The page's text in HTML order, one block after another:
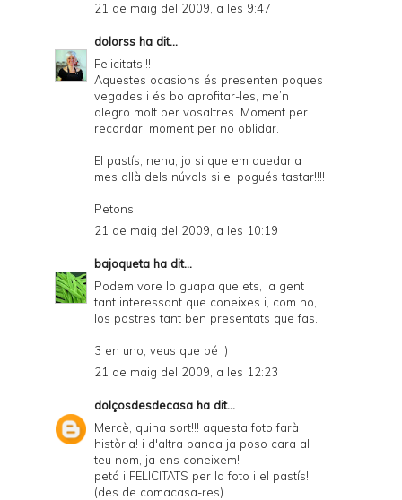
21 de maig del 2009, a les 9:47
dolorss ha dit...
Felicitats!!!
Aquestes ocasions és presenten poques
vegades i és bo aprofitar-les, me’n
alegro molt per vosaltres. Moment per
recordar, moment per no oblidar.
El pastís, nena, jo si que em quedaria
mes allà dels núvols si el pogués tastar!!!!
Petons
21 de maig del 2009, a les 10:19
bajoqueta ha dit...
Podem vore lo guapa que ets, la gent
tant interessant que coneixes i, com no,
los postres tant ben presentats que fas.
3 en uno, veus que bé :)
21 de maig del 2009, a les 12:23
dolçosdesdecasa ha dit...
Mercè, quina sort!!! aquesta foto farà
història! i d'altra banda ja poso cara al
teu nom, ja ens coneixem!
petó i FELICITATS per la foto i el pastís!
(des de comacasa-res)